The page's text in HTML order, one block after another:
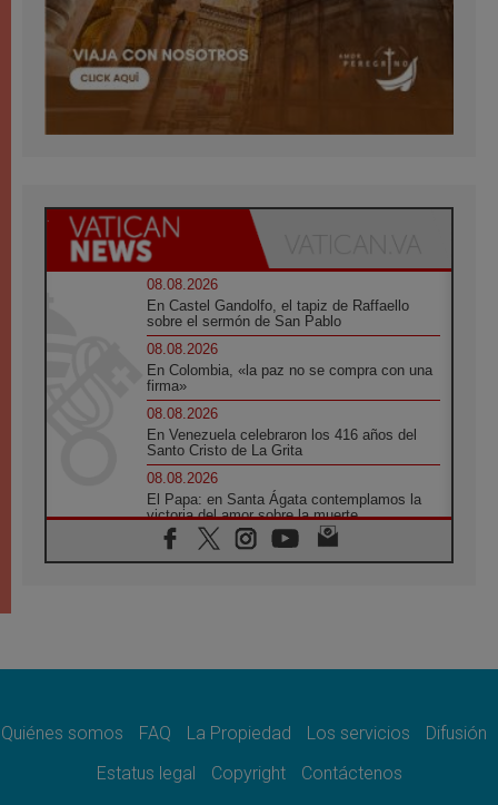
08.08.2026
En Castel Gandolfo, el tapiz de Raffaello
sobre el sermón de San Pablo
08.08.2026
En Colombia, «la paz no se compra con una
firma»
08.08.2026
En Venezuela celebraron los 416 años del
Santo Cristo de La Grita
08.08.2026
El Papa: en Santa Ágata contemplamos la
victoria del amor sobre la muerte
08.08.2026
León XIV visitará el Santuario de la Madre
07.08.2026
07.08.2026
el compromiso del cristiano"
Quiénes somos FAQ La Propiedad Los servicios
Difusión
Estatus legal
Copyright Contáctenos